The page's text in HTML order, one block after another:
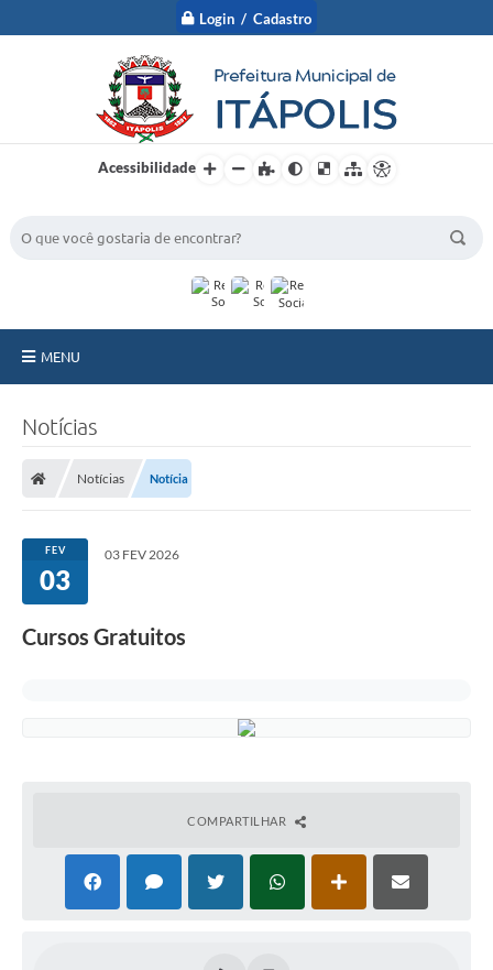
Login / Cadastro
Acessibilidade
MENU
Serviços Online
Carta de Serviços
Planos de Tecnologia da Informação e Comunicação
Notícias
Notícias Notícia
FEV
03
03 FEV 2026
Cursos Gratuitos
COMPARTILHAR